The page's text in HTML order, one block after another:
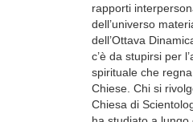
rapporti
dell’universo
dell’Ottava
c’è da stupirsi per
spirituale che
Chiese. Chi si
Chiesa di